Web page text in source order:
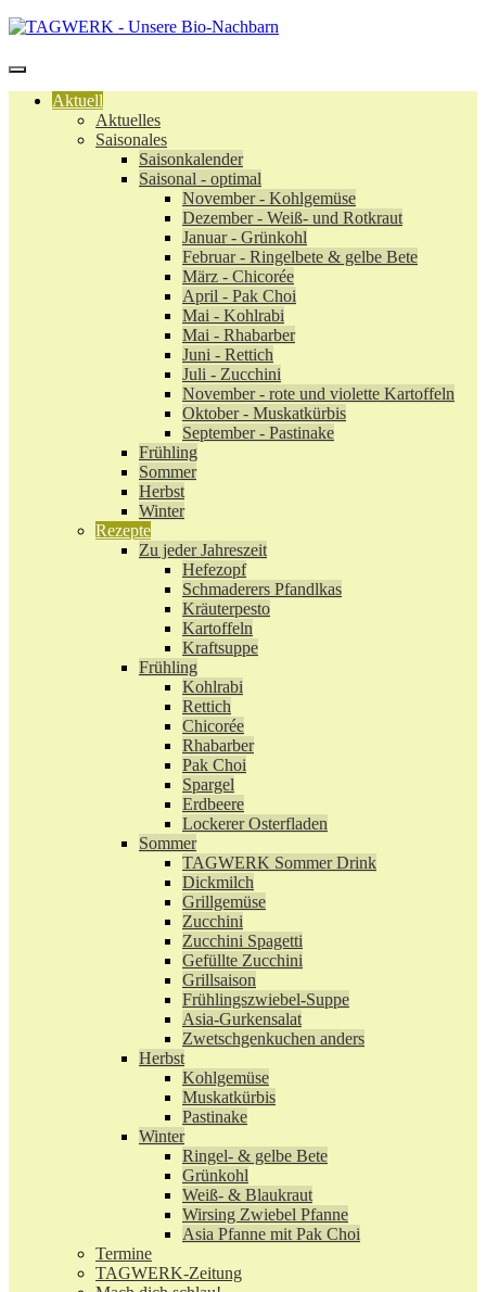
Aktuell
Aktuelles
Saisonales
Saisonkalender
Saisonal - optimal
November - Kohlgemüse
Dezember - Weiß- und Rotkraut
Januar - Grünkohl
Februar - Ringelbete & gelbe Bete
März - Chicorée
April - Pak Choi
Mai - Kohlrabi
Mai - Rhabarber
Juni - Rettich
Juli - Zucchini
November - rote und violette Kartoffeln
Oktober - Muskatkürbis
September - Pastinake
Frühling
Sommer
Herbst
Winter
Rezepte
Zu jeder Jahreszeit
Hefezopf
Schmaderers Pfandlkas
Kräuterpesto
Kartoffeln
Kraftsuppe
Frühling
Kohlrabi
Rettich
Chicorée
Rhabarber
Pak Choi
Spargel
Erdbeere
Lockerer Osterfladen
Sommer
TAGWERK Sommer Drink
Dickmilch
Grillgemüse
Zucchini
Zucchini Spagetti
Gefüllte Zucchini
Grillsaison
Frühlingszwiebel-Suppe
Asia-Gurkensalat
Zwetschgenkuchen anders
Herbst
Kohlgemüse
Muskatkürbis
Pastinake
Winter
Ringel- & gelbe Bete
Grünkohl
Weiß- & Blaukraut
Wirsing Zwiebel Pfanne
Asia Pfanne mit Pak Choi
Termine
TAGWERK-Zeitung